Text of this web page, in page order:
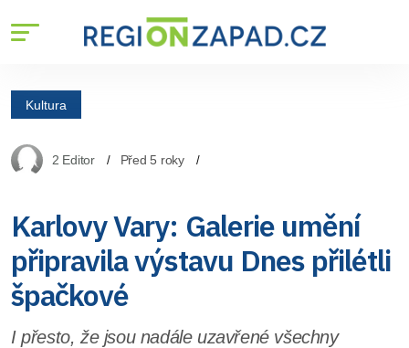
Kultura
2 Editor Před 5 roky
Karlovy Vary: Galerie umění
připravila výstavu Dnes přilétli
špačkové
I přesto, že jsou nadále uzavřené všechny